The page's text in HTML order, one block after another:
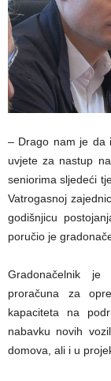
– Drago nam je da
uvjete za nastup
seniorima sljedeći
Vatrogasnoj
godišnjicu
poručio je
Gradonačelnik
proračuna za
kapaciteta na
nabavku novih
domova, ali i u